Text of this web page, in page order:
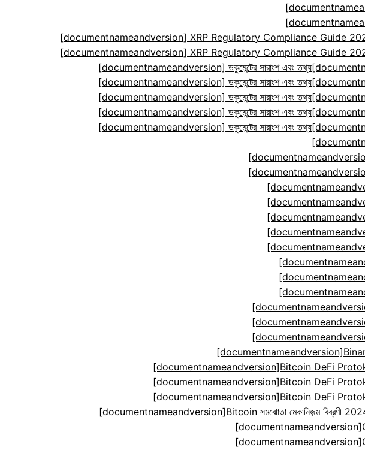
[documentnameandversion] XRP Regulatory Compliance Guide
[documentnameandversion] XRP Regulatory Compliance Guide
[documentnameandversion] ডকুমেন্টের সারাংশ এবং তথ্য
[documentnameandversion] ডকুমেন্টের সারাংশ এবং তথ্য
[documentnameandversion] ডকুমেন্টের সারাংশ এবং তথ্য
[documentnameandversion] ডকুমেন্টের সারাংশ এবং তথ্য
[documentnameandversion] ডকুমেন্টের সারাংশ এবং তথ্য
[documentnameandversion]Bitcoin DeFi
[documentnameandversion]Bitcoin DeFi
[documentnameandversion]Bitcoin DeFi
[documentnameandversion]Bitcoin সমঝোতা মেকানিজ়ম বিব্রণী 2024